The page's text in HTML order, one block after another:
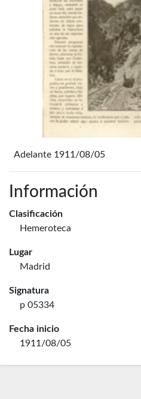
Adelante 1911/08/05
Información
Clasificación
Hemeroteca
Lugar
Madrid
Signatura
p 05334
Fecha inicio
1911/08/05